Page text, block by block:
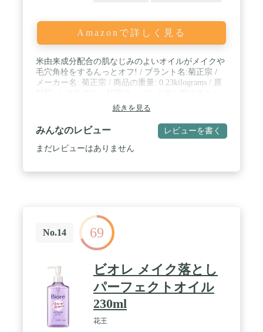
Amazonで詳しく見る
米由来成分配合の肌なじみのよいオイルがメイクや
毛穴角栓をするんっとオフ! / ブラント名:菊正宗 /
メーカー名: 菊正宗 / 商品の重量: 0.23kilograms / 原
キシル、トリイソステアリン酸PEG-20グリセリル、
ミリスチン酸イソプロピル、トリ(カプリル酸/カプ
リン酸)グリセリル、イソステアリン酸PEG-8グリセ
リル、水、など。
続きを見る
みんなのレビュー レビューを書く
まだレビューはありません
No.14 69
ビオレ メイク落とし
パーフェクトオイル
230ml
花王